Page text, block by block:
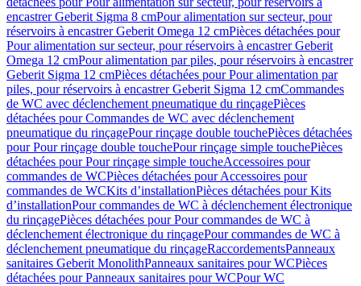
encastrer Geberit Sigma 8 cmPour alimentation sur secteur, pour
réservoirs à encastrer Geberit Omega 12 cmPièces détachées pour
Pour alimentation sur secteur, pour réservoirs à encastrer Geberit
Omega 12 cmPour alimentation par piles, pour réservoirs à encastrer
Geberit Sigma 12 cmPièces détachées pour Pour alimentation par
piles, pour réservoirs à encastrer Geberit Sigma 12 cmCommandes
de WC avec déclenchement pneumatique du rinçagePièces
détachées pour Commandes de WC avec déclenchement
pneumatique du rinçagePour rinçage double touchePièces détachées
pour Pour rinçage double touchePour rinçage simple touchePièces
détachées pour Pour rinçage simple toucheAccessoires pour
commandes de WCPièces détachées pour Accessoires pour
commandes de WCKits d’installationPièces détachées pour Kits
d’installationPour commandes de WC à déclenchement électronique
du rinçagePièces détachées pour Pour commandes de WC à
déclenchement électronique du rinçagePour commandes de WC à
déclenchement pneumatique du rinçageRaccordementsPanneaux
sanitaires Geberit MonolithPanneaux sanitaires pour WCPièces
détachées pour Panneaux sanitaires pour WCPour WC